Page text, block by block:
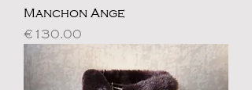
Manchon Ange
Price
€130.00